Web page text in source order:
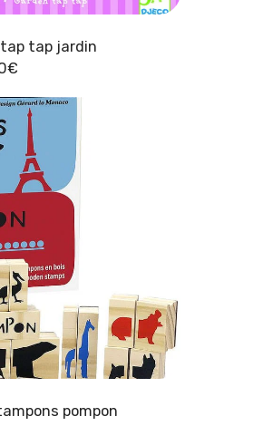
tap jardin
€
Vilac 9105 Coffret tampons pompon